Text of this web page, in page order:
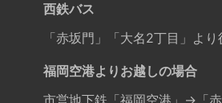
西鉄バス
「赤坂門」「大名2丁目」より
福岡空港よりお越しの場合